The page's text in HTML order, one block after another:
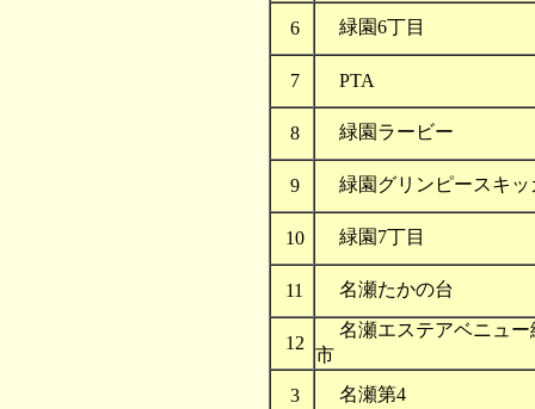
6 緑園6丁目
7 PTA
8 緑園ラービー
9 緑園グリンピースキッ
10 緑園7丁目
11 名瀬たかの台
12
名瀬エステアベニュー
市
3
名瀬第4